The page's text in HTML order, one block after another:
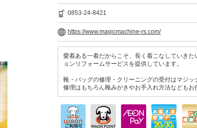
0853-24-8421
https://www.magicmachine-rs.com/
愛着ある一着だからこそ、長く着こなしていき
ョンリフォームサービスを提供しています。
靴・バッグの修理・クリーニングの受付はマジッ
修理はもちろん靴みがきやお手入れ方法などもお